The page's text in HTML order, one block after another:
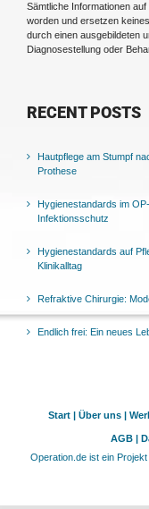
Sämtliche Informationen
worden und ersetzen
durch einen ausgebildeten
Diagnosestellung oder
RECENT POSTS
Hautpflege am Stumpf
Prothese
Hygienestandards im
Infektionsschutz
Hygienestandards auf
Klinikalltag
Refraktive Chirurgie:
Endlich frei: Ein neues
Start | Über uns |
AGB |
Operation.de ist ein